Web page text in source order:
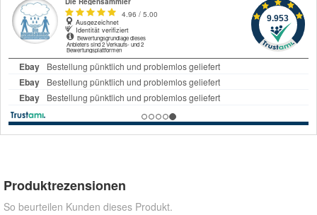
Produktrezensionen
So beurteilen Kunden dieses Produkt.